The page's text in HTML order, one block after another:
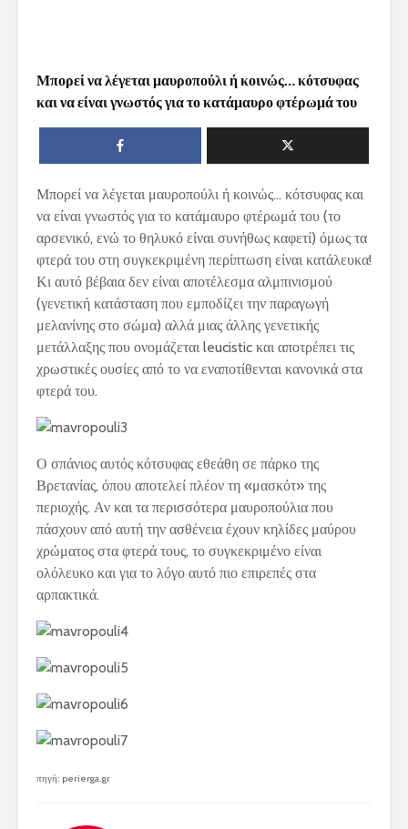
Μπορεί να λέγεται μαυροπούλι ή κοινώς… κότσυφας
και να είναι γνωστός για το κατάμαυρο φτέρωμά του
Μπορεί να λέγεται μαυροπούλι ή κοινώς… κότσυφας και
να είναι γνωστός για το κατάμαυρο φτέρωμά του (το
αρσενικό, ενώ το θηλυκό είναι συνήθως καφετί) όμως τα
φτερά του στη συγκεκριμένη περίπτωση είναι κατάλευκα!
Κι αυτό βέβαια δεν είναι αποτέλεσμα αλμπινισμού
(γενετική κατάσταση που εμποδίζει την παραγωγή
μελανίνης στο σώμα) αλλά μιας άλλης γενετικής
μετάλλαξης που ονομάζεται leucistic και αποτρέπει τις
χρωστικές ουσίες από το να εναποτίθενται κανονικά στα
φτερά του.
Ο σπάνιος αυτός κότσυφας εθεάθη σε πάρκο της
Βρετανίας, όπου αποτελεί πλέον τη «μασκότ» της
περιοχής. Αν και τα περισσότερα μαυροπούλια που
πάσχουν από αυτή την ασθένεια έχουν κηλίδες μαύρου
χρώματος στα φτερά τους, το συγκεκριμένο είναι
ολόλευκο και για το λόγο αυτό πιο επιρεπές στα
αρπακτικά.
πηγή: perierga.gr